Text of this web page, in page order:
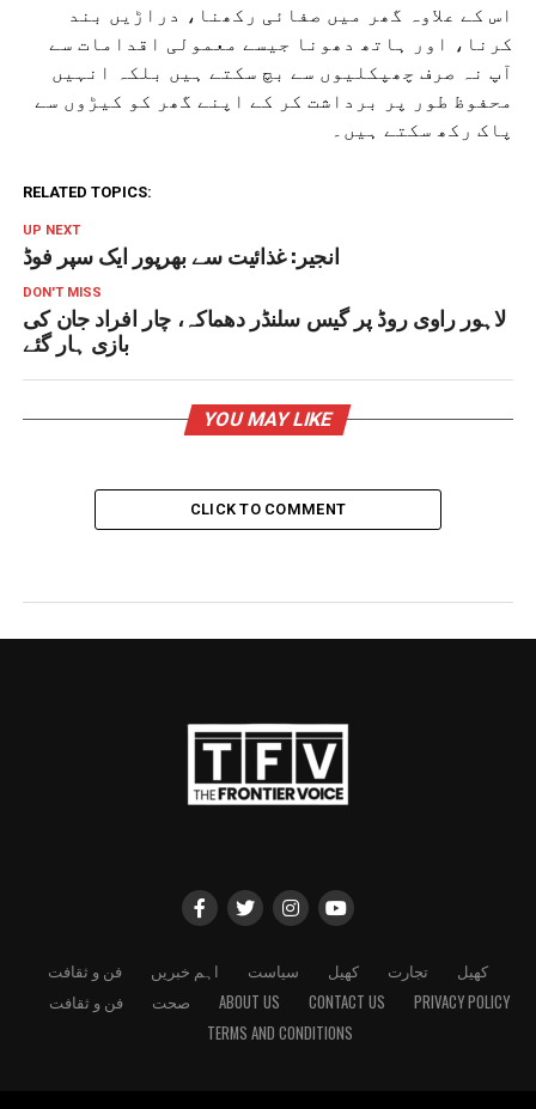
اس کے علاوہ گھر میں صفائی رکھنا، دراڑیں بند
کرنا، اور ہاتھ دھونا جیسے معمولی اقدامات سے
آپ نہ صرف چھپکلیوں سے بچ سکتے ہیں بلکہ انہیں
محفوظ طور پر برداشت کر کے اپنے گھر کو کیڑوں سے
پاک رکھ سکتے ہیں۔
RELATED TOPICS:
UP NEXT
انجیر: غذائیت سے بھرپور ایک سپر فوڈ
DON'T MISS
لاہور راوی روڈ پر گیس سلنڈر دھماکہ، چار افراد جان کی
بازی ہار گئے
YOU MAY LIKE
CLICK TO COMMENT
فن و ثقافت اہم خبریں سیاست کھیل تجارت
کھیل
فن و ثقافت
صحت ABOUT US CONTACT US
PRIVACY POLICY
TERMS AND CONDITIONS